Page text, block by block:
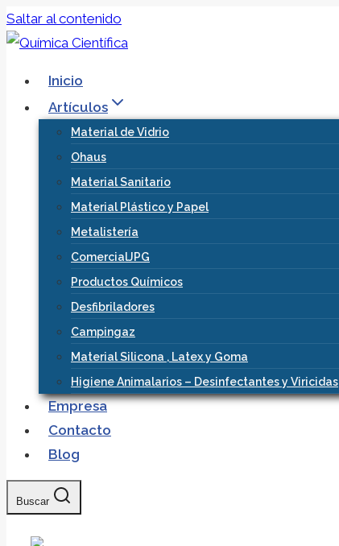
Saltar al contenido
Inicio
Artículos
Material de Vidrio
Ohaus
Material Sanitario
Material Plástico y Papel
Metalistería
ComercialJPG
Productos Químicos
Desfibriladores
Campingaz
Material Silicona , Latex y Goma
Higiene Animalarios – Desinfectantes y Viricidas
Empresa
Contacto
Blog
Buscar